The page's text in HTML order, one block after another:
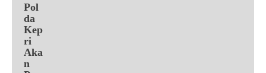
Pol
da
Kep
ri
Aka
n